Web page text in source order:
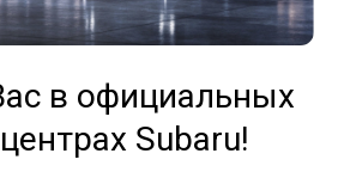
в официальных
Subaru!